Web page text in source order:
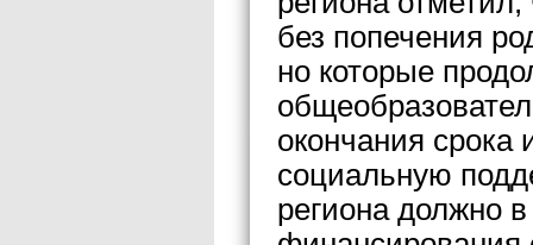
без попечения
но которые
окончания
социальную
региона должно